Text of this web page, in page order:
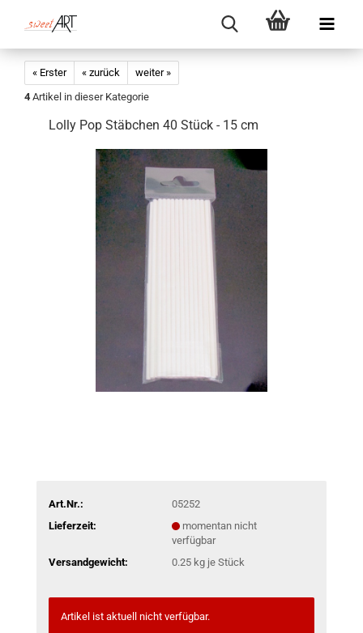
« Erster « zurück
weiter »
4 Artikel in dieser Kategorie
Lolly Pop Stäbchen 40 Stück - 15 cm
Art.Nr.:
05252
Lieferzeit:
momentan nicht
verfügbar
Versandgewicht:
0.25kg je Stück
Artikel ist aktuell nicht verfügbar.